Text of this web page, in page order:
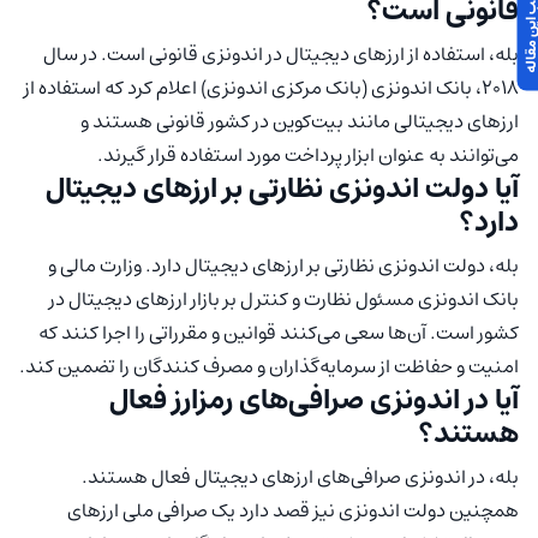
قانونی است؟
بله، استفاده از ارزهای دیجیتال در اندونزی قانونی است. در سال
۲۰۱۸، بانک اندونزی (بانک مرکزی اندونزی) اعلام کرد که استفاده از
ارزهای دیجیتالی مانند بیت‌کوین در کشور قانونی هستند و
می‌توانند به عنوان ابزار پرداخت مورد استفاده قرار گیرند.
آیا دولت اندونزی نظارتی بر ارزهای دیجیتال
دارد؟
بله، دولت اندونزی نظارتی بر ارزهای دیجیتال دارد. وزارت مالی و
بانک اندونزی مسئول نظارت و کنترل بر بازار ارزهای دیجیتال در
کشور است. آن‌ها سعی می‌کنند قوانین و مقرراتی را اجرا کنند که
امنیت و حفاظت از سرمایه‌گذاران و مصرف کنندگان را تضمین کند.
آیا در اندونزی صرافی‌های رمزارز فعال
هستند؟
بله، در اندونزی صرافی‌های ارزهای دیجیتال فعال هستند.
همچنین دولت اندونزی نیز قصد دارد یک صرافی ملی ارزهای